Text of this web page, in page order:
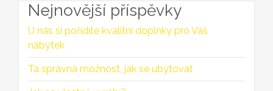
Nejnovější příspěvky
U nás si pořídíte kvalitní doplňky pro Váš
nábytek
Ta správná možnost, jak se ubytovat